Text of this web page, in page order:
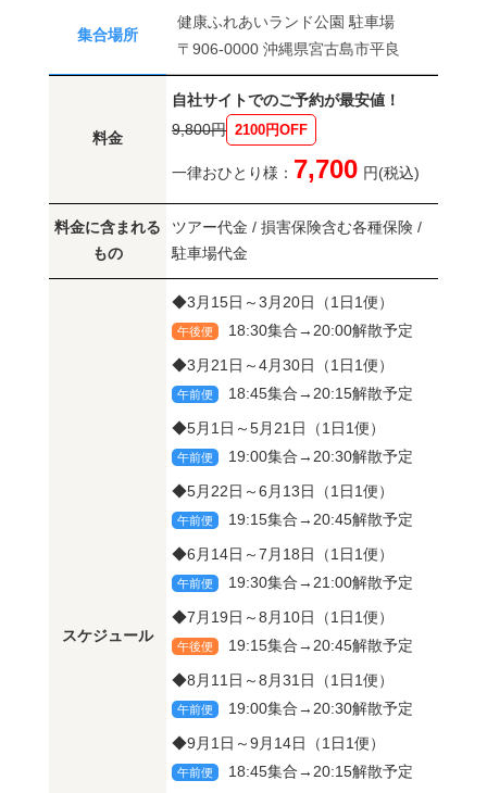
集合場所
健康ふれあいランド公園 駐車場
〒906-0000 沖縄県宮古島市平良
料金
自社サイトでのご予約が最安値！
9,800円 2100円OFF
一律おひとり様： 7,700 円(税込)
料金に含まれる
もの
ツアー代金 / 損害保険含む各種保険 /
駐車場代金
スケジュール
◆3月15日～3月20日（1日1便）
午後便 18:30集合→20:00解散予定
◆3月21日～4月30日（1日1便）
午前便 18:45集合→20:15解散予定
◆5月1日～5月21日（1日1便）
午前便 19:00集合→20:30解散予定
◆5月22日～6月13日（1日1便）
午前便 19:15集合→20:45解散予定
◆6月14日～7月18日（1日1便）
午前便 19:30集合→21:00解散予定
◆7月19日～8月10日（1日1便）
午後便 19:15集合→20:45解散予定
◆8月11日～8月31日（1日1便）
午前便 19:00集合→20:30解散予定
◆9月1日～9月14日（1日1便）
午前便 18:45集合→20:15解散予定